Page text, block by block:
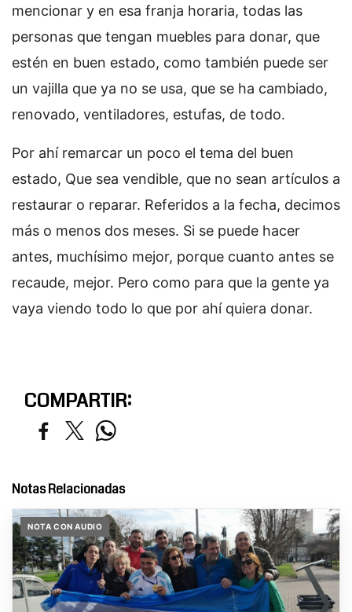
mencionar y en esa franja horaria, todas las
personas que tengan muebles para donar, que
estén en buen estado, como también puede ser
un vajilla que ya no se usa, que se ha cambiado,
renovado, ventiladores, estufas, de todo.
Por ahí remarcar un poco el tema del buen
estado, Que sea vendible, que no sean artículos a
restaurar o reparar. Referidos a la fecha, decimos
más o menos dos meses. Si se puede hacer
antes, muchísimo mejor, porque cuanto antes se
recaude, mejor. Pero como para que la gente ya
vaya viendo todo lo que por ahí quiera donar.
COMPARTIR:
Notas Relacionadas
NOTA CON AUDIO